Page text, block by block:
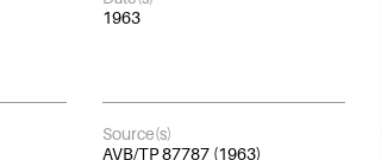
1963
Source(s)
AVB/TP 87787 (1963)